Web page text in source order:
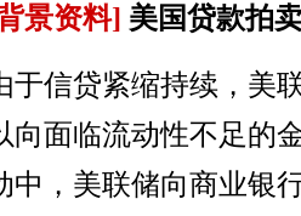
景资料] 美国贷款拍
贷紧缩持续，美联
向面临流动性不足的
中，美联储向商业银